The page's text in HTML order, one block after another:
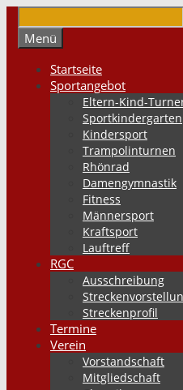
zum
Inhalt
Suchen
Menü
Startseite
Sportangebot
Eltern-Kind-
Sportkindergarten
Kindersport
Trampolinturnen
Rhönrad
Damengymnastik
Fitness
Männersport
Kraftsport
Lauftreff
RGC
Ausschreibung
Streckenprofil
Termine
Verein
Vorstandschaft
Mitgliedschaft